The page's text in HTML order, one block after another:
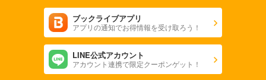
ブックライブアプリ
アプリの通知でお得情報を受け取ろう！
LINE公式アカウント
アカウント連携で限定クーポンゲット！